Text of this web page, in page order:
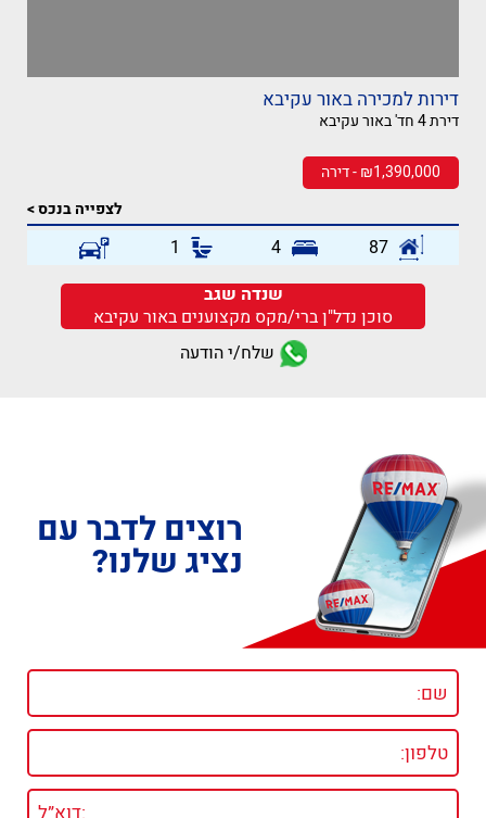
דירות למכירה באור עקיבא
דירת 4 חד' באור עקיבא
₪1,390,000 - דירה
לצפייה בנכס >
87
4
1
שנדה שגב
סוכן נדל"ן ברי/מקס מקצוענים באור עקיבא
שלח/י הודעה
רוצים לדבר עם
נציג שלנו?